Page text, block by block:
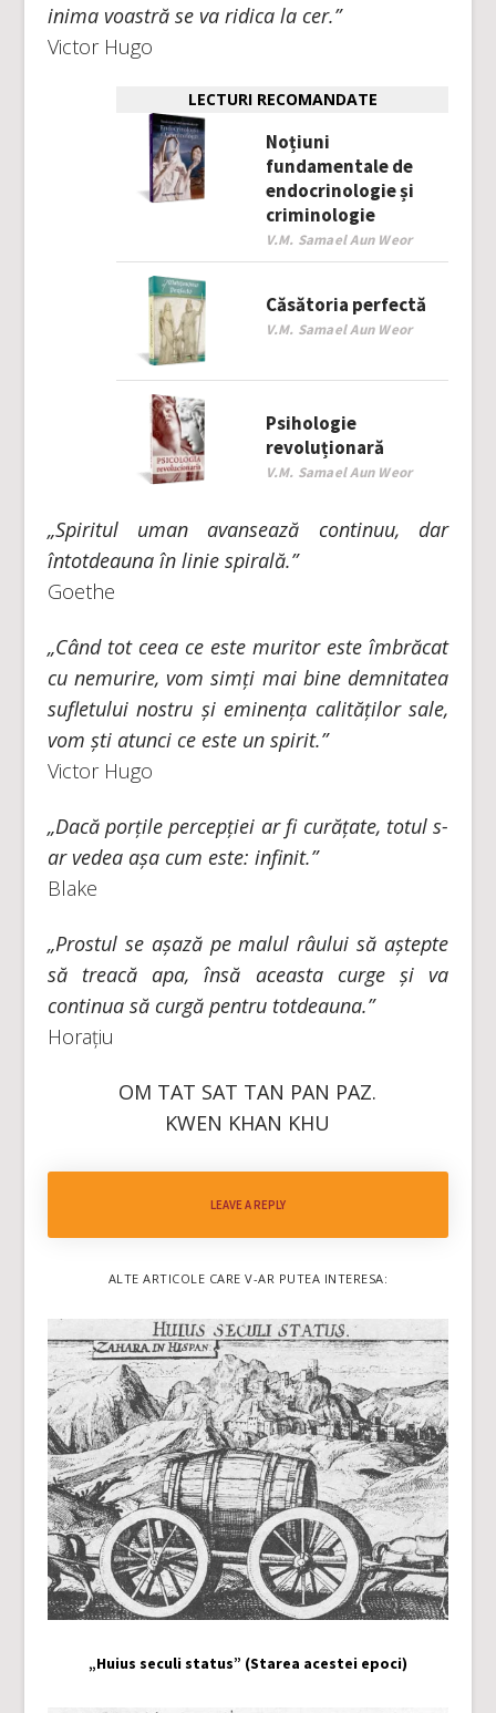
inima voastră se va ridica la cer.”
Victor Hugo
LECTURI RECOMANDATE
Noțiuni
fundamentale de
endocrinologie și
criminologie
V.M. Samael Aun Weor
Căsătoria perfectă
V.M. Samael Aun Weor
Psihologie
revoluționară
V.M. Samael Aun Weor
„Spiritul uman avansează continuu, dar
întotdeauna în linie spirală.”
Goethe
„Când tot ceea ce este muritor este îmbrăcat
cu nemurire, vom simți mai bine demnitatea
sufletului nostru și eminența calităților sale,
vom ști atunci ce este un spirit.”
Victor Hugo
„Dacă porțile percepției ar fi curățate, totul s-
ar vedea așa cum este: infinit.”
Blake
„Prostul se așază pe malul râului să aștepte
să treacă apa, însă aceasta curge și va
continua să curgă pentru totdeauna.”
Horațiu
OM TAT SAT TAN PAN PAZ.
KWEN KHAN KHU
LEAVE A REPLY
ALTE ARTICOLE CARE V-AR PUTEA INTERESA:
„Huius seculi status” (Starea acestei epoci)